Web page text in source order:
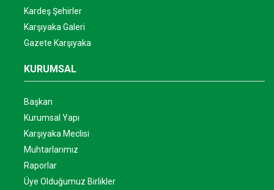
Kardeş Şehirler
Karşıyaka Galeri
Gazete Karşıyaka
KURUMSAL
Başkan
Kurumsal Yapı
Karşıyaka Meclisi
Muhtarlarımız
Raporlar
Üye Olduğumuz Birlikler